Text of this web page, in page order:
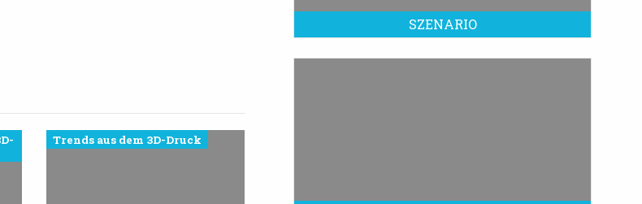
Trends aus dem 3D-Druck
SZENARIO